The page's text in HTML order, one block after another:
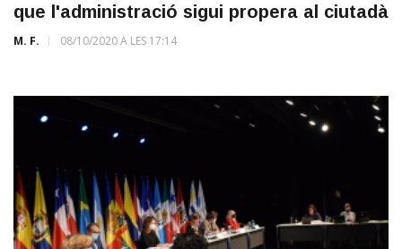
que l'administració sigui propera al ciutadà
M. F. 08/10/2020 A LES 17:14